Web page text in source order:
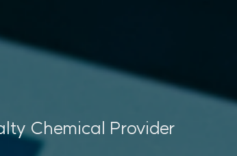
Chemical Provider